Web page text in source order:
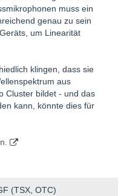
muss ein
genau zu sein
um Linearität
klingen, dass sie
aus
Cluster bildet - und das
kann, könnte dies für
(TSX, OTC)